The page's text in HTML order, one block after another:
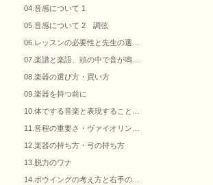
04.音感について 1
05.音感について 2 調弦
06.レッスンの必要性と先生の選…
07.楽譜と楽語、頭の中で音が鳴…
08.楽器の選び方・買い方
09.楽器を持つ前に
10.体でする音楽と表現すること…
11.音程の重要さ・ヴァイオリン…
12.楽器の持ち方・弓の持ち方
13.脱力のワナ
14.ボウイングの考え方と右手の…